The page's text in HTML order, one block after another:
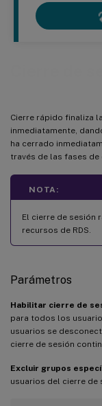
Cierre rápido finaliza
inmediatamente,
ha cerrado
través de las fases de
NOTA:
El cierre de sesión
recursos de RDS.
Parámetros
Habilitar cierre de
para todos los
usuarios se
cierre de sesión
Excluir grupos
usuarios del cierre de